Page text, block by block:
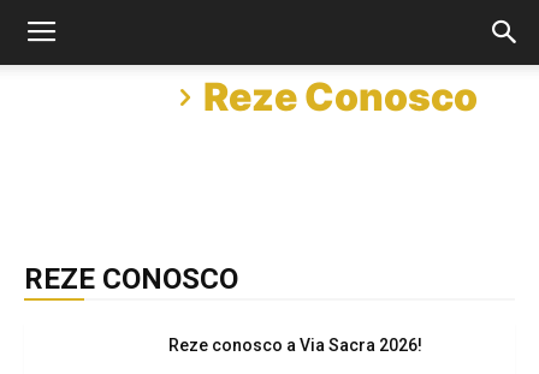
Reze Conosco
REZE CONOSCO
Reze conosco a Via Sacra 2026!